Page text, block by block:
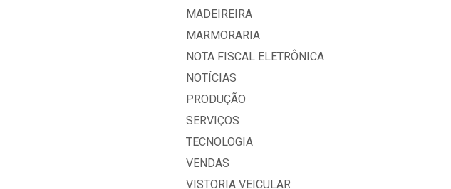
MADEIREIRA
MARMORARIA
NOTA FISCAL ELETRÔNICA
NOTÍCIAS
PRODUÇÃO
SERVIÇOS
TECNOLOGIA
VENDAS
VISTORIA VEICULAR